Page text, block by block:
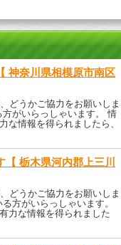
神奈川県相模原市南区
どうかご協力をお願いしま
がいらっしゃいます。 情
情報を得られましたら、
栃木県河内郡上三川
どうかご協力をお願いしま
方がいらっしゃいます。
力な情報を得られました